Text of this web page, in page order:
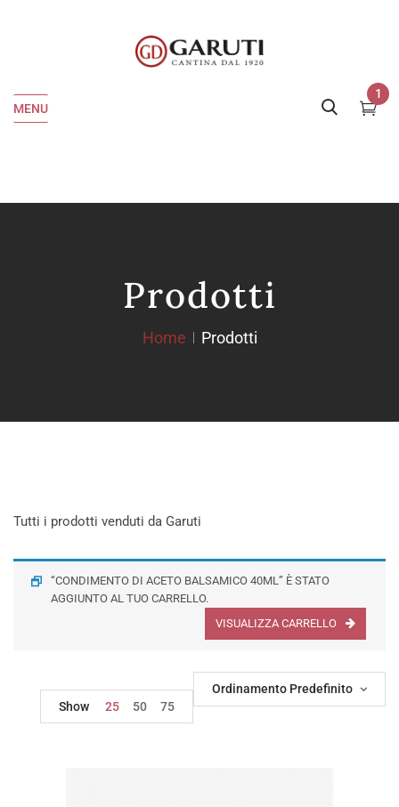
MENU
1
Prodotti
Home Prodotti
Tutti i prodotti venduti da Garuti
“CONDIMENTO DI ACETO BALSAMICO 40ML” È STATO
AGGIUNTO AL TUO CARRELLO.
VISUALIZZA CARRELLO
Ordinamento Predefinito
Show
25 50 75